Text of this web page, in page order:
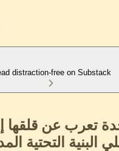
distraction-free on Substack
تعرب عن قلقها
البنية التحتية